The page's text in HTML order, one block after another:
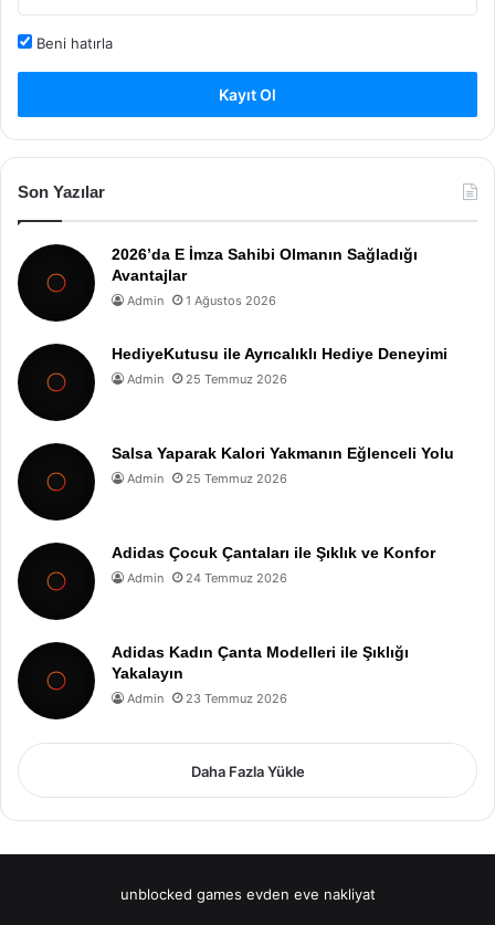
Beni hatırla
Kayıt Ol
Son Yazılar
2026’da E İmza Sahibi Olmanın Sağladığı
Avantajlar
Admin 1 Ağustos 2026
HediyeKutusu ile Ayrıcalıklı Hediye Deneyimi
Admin 25 Temmuz 2026
Salsa Yaparak Kalori Yakmanın Eğlenceli Yolu
Admin 25 Temmuz 2026
Adidas Çocuk Çantaları ile Şıklık ve Konfor
Admin 24 Temmuz 2026
Adidas Kadın Çanta Modelleri ile Şıklığı
Yakalayın
Admin 23 Temmuz 2026
Daha Fazla Yükle
unblocked games evden eve nakliyat